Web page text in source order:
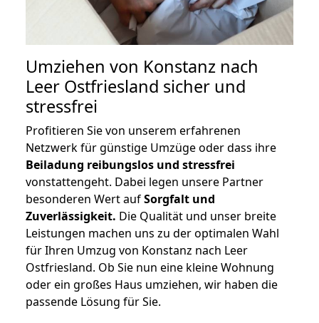
Umziehen von Konstanz nach
Leer Ostfriesland sicher und
stressfrei
Profitieren Sie von unserem erfahrenen
Netzwerk für günstige Umzüge oder dass ihre
Beiladung reibungslos und stressfrei
vonstattengeht. Dabei legen unsere Partner
besonderen Wert aufSorgfalt und
Zuverlässigkeit. Die Qualität und unser breite
Leistungen machen uns zu der optimalen Wahl
für Ihren Umzug von Konstanz nach Leer
Ostfriesland. Ob Sie nun eine kleine Wohnung
oder ein großes Haus umziehen, wir haben die
passende Lösung für Sie.